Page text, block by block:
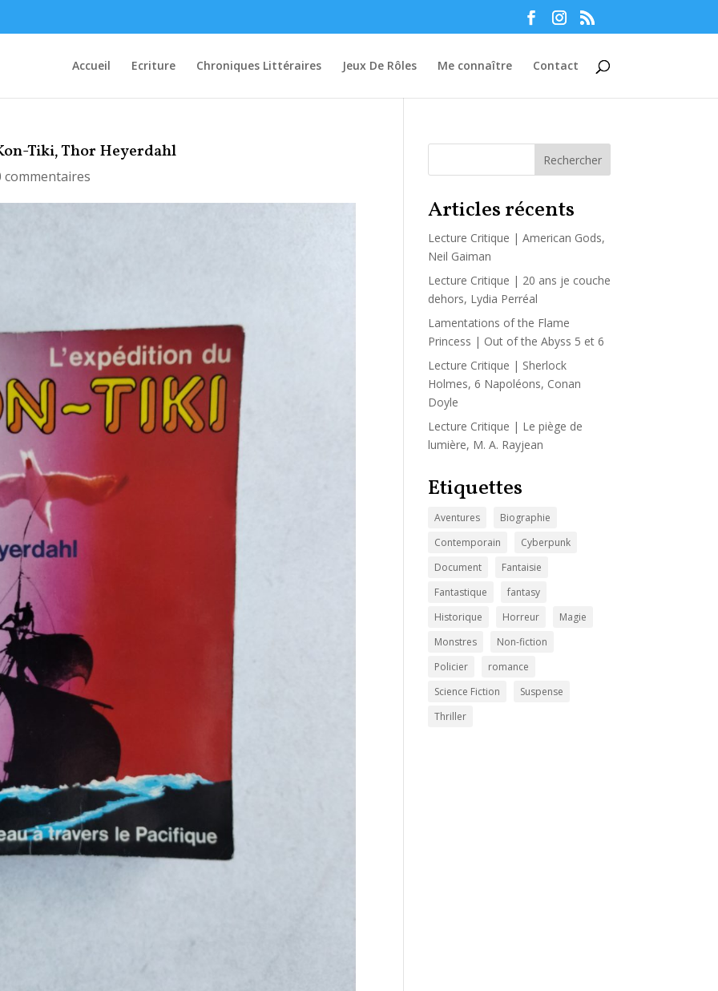
Accueil Ecriture Chroniques Littéraires Jeux De Rôles Me connaître Contact
Tiki, Thor Heyerdahl
commentaires
Rechercher
Articles récents
Lecture Critique | American Gods,
Neil Gaiman
Lecture Critique | 20 ans je couche
dehors, Lydia Perréal
Lamentations of the Flame
Princess | Out of the Abyss 5 et 6
Lecture Critique | Sherlock
Holmes, 6 Napoléons, Conan
Doyle
Lecture Critique | Le piège de
lumière, M. A. Rayjean
Etiquettes
Aventures
Biographie
Contemporain
Cyberpunk
Document
Fantaisie
Fantastique
fantasy
Historique
Horreur
Magie
Monstres
Non-fiction
Policier
romance
Science Fiction
Suspense
Thriller
Manage consent